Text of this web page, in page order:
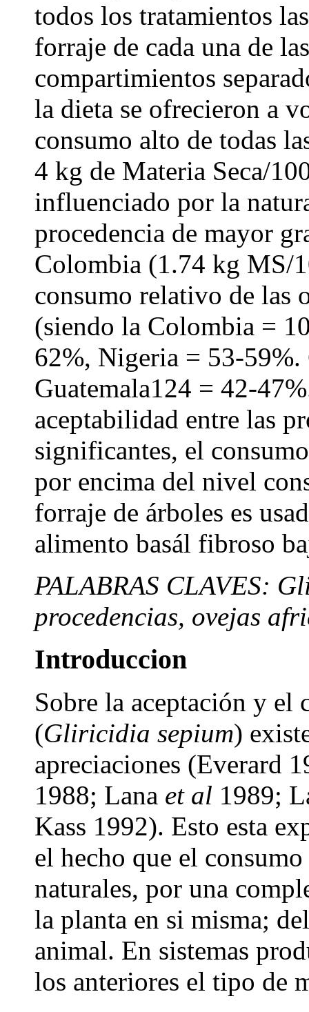
todos los tratamientos
forraje de cada una de
compartimientos
la dieta se ofrecieron a
consumo alto de todas
4 kg de Materia Seca/
influenciado por la
procedencia de mayor
Colombia (1.74 kg MS/
consumo relativo de las
(siendo la Colombia =
62%, Nigeria = 53-
Guatemala124 = 42-
aceptabilidad entre las
significantes, el
por encima del nivel
forraje de árboles es
alimento basál fibroso
PALABRAS CLAVES:
procedencias, ovejas
Introduccion
Sobre la aceptación y el
(Gliricidia sepium)
apreciaciones (Everard
1988; Lana et al 1989;
Kass 1992). Esto esta
el hecho que el
naturales, por una
la planta en si misma;
animal. En sistemas
los anteriores el tipo de